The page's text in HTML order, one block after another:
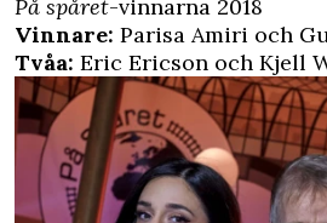
På spåret-vinnarna 2018
Vinnare: Parisa Amiri och
Tvåa: Eric Ericson och Kjell